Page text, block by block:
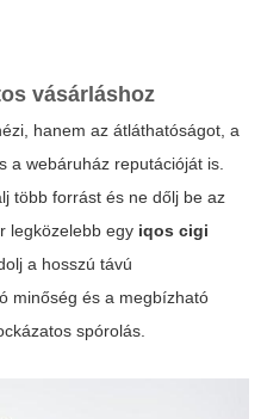
vásárláshoz
hanem az átláthatóságot, a
a webáruház reputációját is.
több forrást és ne dőlj be az
legközelebb egy iqos cigi
a hosszú távú
minőség és a megbízható
spórolás.